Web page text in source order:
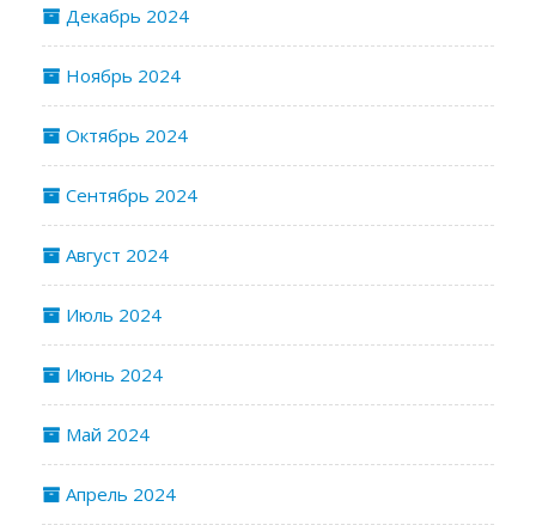
Декабрь 2024
Ноябрь 2024
Октябрь 2024
Сентябрь 2024
Август 2024
Июль 2024
Июнь 2024
Май 2024
Апрель 2024